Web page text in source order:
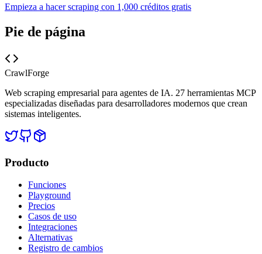
Empieza a hacer scraping con 1,000 créditos gratis
Pie de página
CrawlForge
Web scraping empresarial para agentes de IA. 27 herramientas MCP
especializadas diseñadas para desarrolladores modernos que crean
sistemas inteligentes.
Producto
Funciones
Playground
Precios
Casos de uso
Integraciones
Alternativas
Registro de cambios